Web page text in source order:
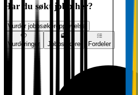
Har du søkt jobb her?
Vurder jobbsøkeropplevelse
Vurderinger Jobbsøkere Fordeler